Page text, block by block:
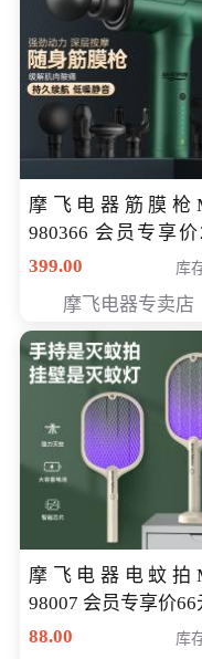
摩飞电器筋膜枪
980366 会员专享价
元
399.00 库
摩飞电器专卖店
摩飞电器电蚊拍
98007 会员专享价66
88.00
库